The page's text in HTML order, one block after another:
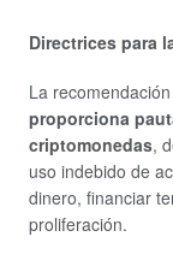
Directrices para
La
proporciona
criptomonedas,
uso indebido de
dinero, financiar
proliferación.